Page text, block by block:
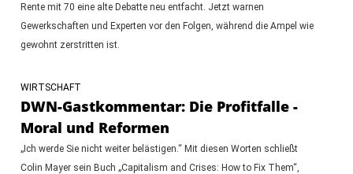
Rente mit 70 eine alte Debatte neu entfacht. Jetzt warnen
Gewerkschaften und Experten vor den Folgen, während die Ampel wie
gewohnt zerstritten ist.
WIRTSCHAFT
DWN-Gastkommentar: Die Profitfalle -
Moral und Reformen
„Ich werde Sie nicht weiter belästigen.“ Mit diesen Worten schließt
Colin Mayer sein Buch „Capitalism and Crises: How to Fix Them“,